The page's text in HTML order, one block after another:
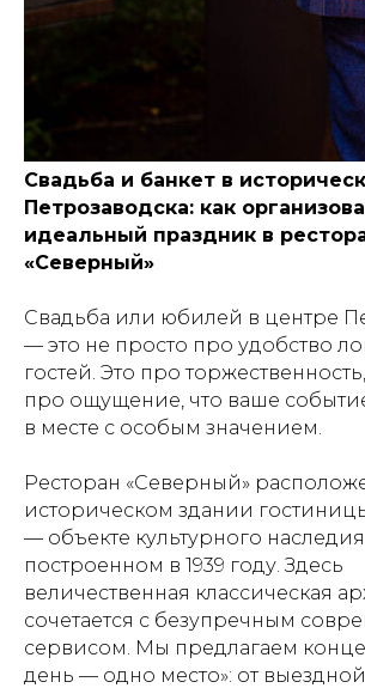
Свадьба и банкет в
Петрозаводска: как
идеальный праздник в
«Северный»
Свадьба или юбилей в центре
— это не просто про удобство
гостей. Это про
про ощущение, что ваше
в месте с особым значением.
Ресторан «Северный»
историческом здании
— объекте культурного
построенном в 1939 году. Здесь
величественная классическая
сочетается с безупречным
сервисом. Мы предлагаем
день — одно место»: от